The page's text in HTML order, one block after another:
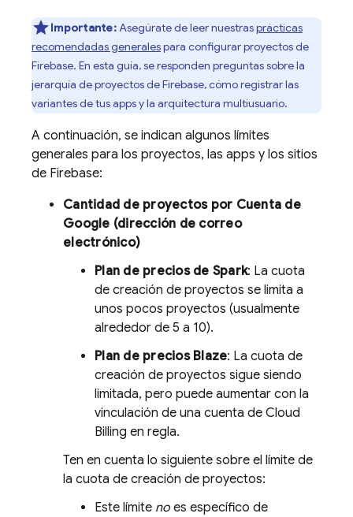
Importante:Asegúrate de leer nuestrasprácticas
recomendadas generalespara configurar proyectos de
Firebase. En esta guía, se responden preguntas sobre la
jerarquía de proyectos de Firebase, cómo registrar las
variantes de tus apps y la arquitectura multiusuario.
A continuación, se indican algunos límites
generales para los proyectos, las apps y los sitios
de Firebase:
Cantidad de proyectos por Cuenta de
Google (dirección de correo
electrónico)
Plan de precios de Spark: La cuota
de creación de proyectos se limita a
unos pocos proyectos (usualmente
alrededor de 5 a 10).
Plan de precios Blaze: La cuota de
creación de proyectos sigue siendo
limitada, pero puede aumentar con la
vinculación de una cuenta de Cloud
Billing en regla.
Ten en cuenta lo siguiente sobre el límite de
la cuota de creación de proyectos:
Este límite no es específico de